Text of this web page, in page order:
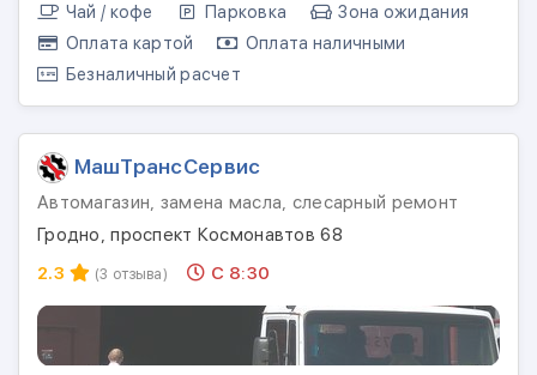
Чай / кофе
Парковка
Зона ожидания
Оплата картой
Оплата наличными
Безналичный расчет
МашТрансСервис
Автомагазин, замена масла, слесарный ремонт
Гродно, проспект Космонавтов 68
2.3
(3 отзыва) С 8:30